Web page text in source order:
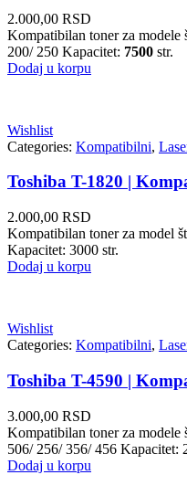
2.000,00 RSD
Kompatibilan toner za
200/ 250 Kapacitet: 7500 str.
Dodaj u korpu
Wishlist
Categories: Kompatibilni,
Toshiba T-1820 |
2.000,00 RSD
Kompatibilan toner za model
Kapacitet: 3000 str.
Dodaj u korpu
Wishlist
Categories: Kompatibilni,
Toshiba T-4590 |
3.000,00 RSD
Kompatibilan toner za modele
506/ 256/ 356/ 456 Kapacitet:
Dodaj u korpu